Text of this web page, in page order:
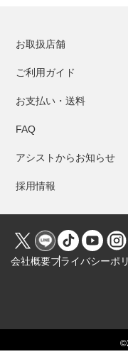
お取扱店舗
ご利用ガイド
お支払い・送料
FAQ
アシストからお知らせ
採用情報
会社概要プライバシーポ